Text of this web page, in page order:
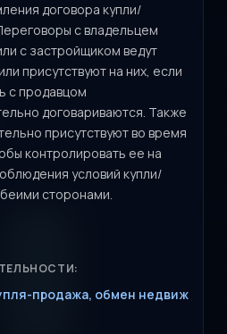
договора купли/
с владельцем
с застройщиком ведут
присутствуют на них, если
с продавцом
договариваются. Также
присутствуют во время
контролировать ее на
условий купли/
сторонами.
продажа, обмен недвиж